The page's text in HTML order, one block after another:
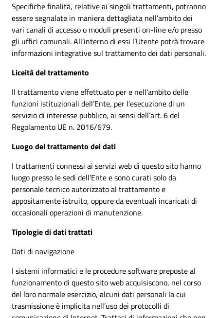
Specifiche finalità, relative ai singoli trattamenti, potranno
essere segnalate in maniera dettagliata nell’ambito dei
vari canali di accesso o moduli presenti on-line e/o presso
gli uffici comunali. All’interno di essi l’Utente potrà trovare
informazioni integrative sul trattamento dei dati personali.
Liceità del trattamento
Il trattamento viene effettuato per e nell’ambito delle
funzioni istituzionali dell’Ente, per l’esecuzione di un
servizio di interesse pubblico, ai sensi dell’art. 6 del
Regolamento UE n. 2016/679.
Luogo del trattamento dei dati
I trattamenti connessi ai servizi web di questo sito hanno
luogo presso le sedi dell’Ente e sono curati solo da
personale tecnico autorizzato al trattamento e
appositamente istruito, oppure da eventuali incaricati di
occasionali operazioni di manutenzione.
Tipologie di dati trattati
Dati di navigazione
I sistemi informatici e le procedure software preposte al
funzionamento di questo sito web acquisiscono, nel corso
del loro normale esercizio, alcuni dati personali la cui
trasmissione è implicita nell’uso dei protocolli di